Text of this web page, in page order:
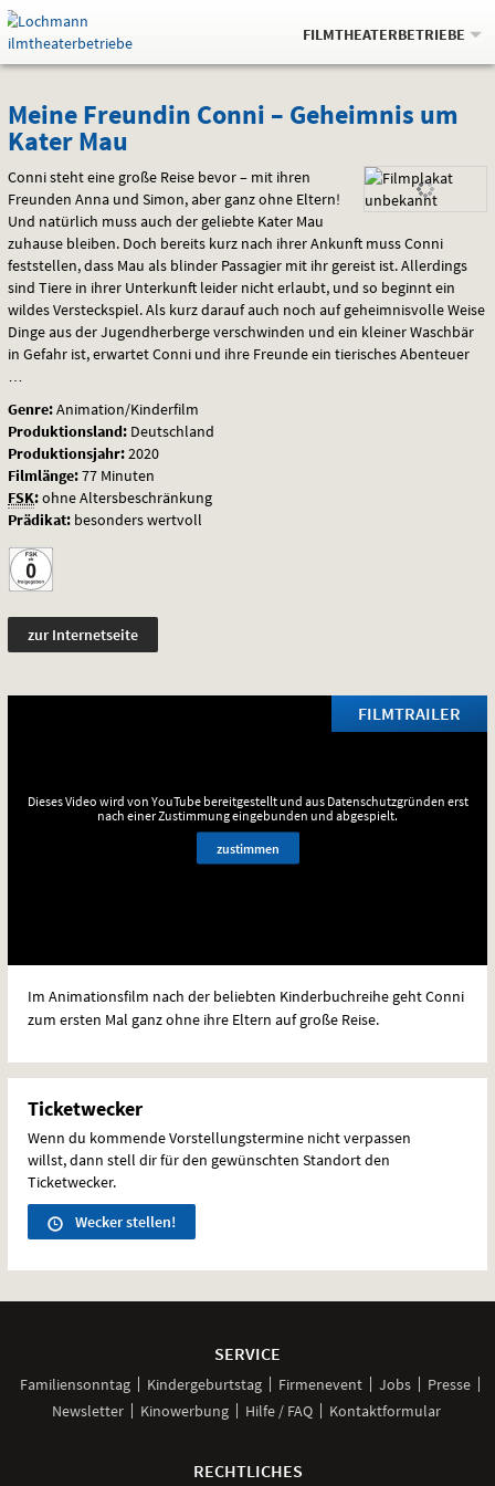
Springe
zum
,zum
.
Navigation
Service
Gehe
zur
Auswahl
FILMTHEATERBETRIEBE
Meine
Freundin
Conni
–
Geheimnis
um
Kater
Mau
Meine Freundin Conni – Geheimnis um
Kater Mau
Conni steht eine große Reise bevor – mit ihren
Freunden Anna und Simon, aber ganz ohne Eltern!
Und natürlich muss auch der geliebte Kater Mau
zuhause bleiben. Doch bereits kurz nach ihrer Ankunft muss Conni
feststellen, dass Mau als blinder Passagier mit ihr gereist ist. Allerdings
sind Tiere in ihrer Unterkunft leider nicht erlaubt, und so beginnt ein
wildes Versteckspiel. Als kurz darauf auch noch auf geheimnisvolle Weise
Dinge aus der Jugendherberge verschwinden und ein kleiner Waschbär
in Gefahr ist, erwartet Conni und ihre Freunde ein tierisches Abenteuer
Genre:Animation/Kinderfilm
Produktionsland: Deutschland
Produktionsjahr:2020
Filmlänge:77 Minuten
FSK:ohne Altersbeschränkung
Prädikat: besonders wertvoll
zur Internetseite
FILMTRAILER
Dieses Video wird von YouTube bereitgestellt und aus Datenschutzgründen erst
nach einer Zustimmung eingebunden und abgespielt.
zustimmen
Im Animationsfilm nach der beliebten Kinderbuchreihe geht Conni
zum ersten Mal ganz ohne ihre Eltern auf große Reise.
Ticketwecker
Wenn du kommende Vorstellungstermine nicht verpassen
willst, dann stell dir für den gewünschten Standort den
Ticketwecker.
Wecker stellen!
SERVICE
Familiensonntag Kindergeburtstag Firmenevent Jobs
Presse
Newsletter
Kinowerbung Hilfe / FAQ Kontaktformular
RECHTLICHES